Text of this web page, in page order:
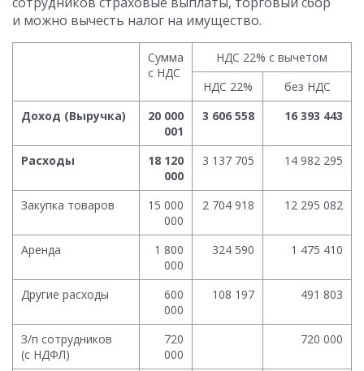
и можно вычесть налог на имущество.
Сумма
с НДС
НДС 22% с вычетом
НДС 22%
без НДС
Доход (Выручка)
20 000
001
3 606 558 16 393 443
Расходы
18 120
000
3 137 705 14 982 295
Закупка товаров
15 000
000
2 704 918 12 295 082
Аренда
1 800
000
324 590 1 475 410
Другие расходы
600
000
108 197 491 803
З/п сотрудников
(с НДФЛ)
720
000
720 000